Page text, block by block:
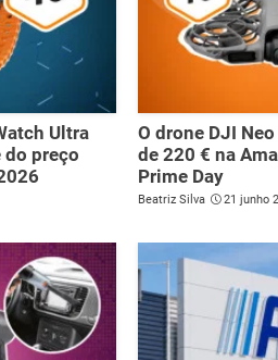
Ultra
do preço
O drone DJI
de 220 € na
Prime Day
Beatriz Silva 21 junho